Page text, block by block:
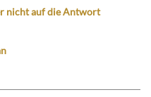
nicht auf die Antwort